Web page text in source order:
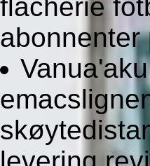
flacherie
abonnenter